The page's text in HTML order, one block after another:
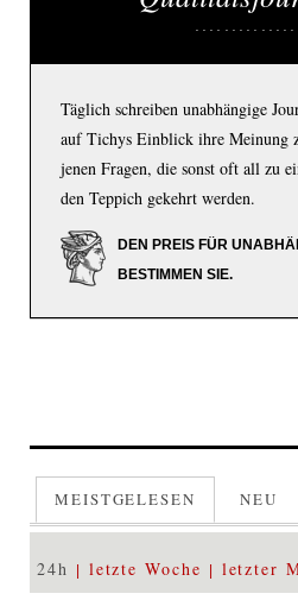
Täglich schreiben unabhängige
auf Tichys Einblick ihre Meinung
jenen Fragen, die sonst oft all zu
den Teppich gekehrt werden.
DEN PREIS FÜR
BESTIMMEN SIE.
MEISTGELESEN NEU
24h letzte Woche letzter